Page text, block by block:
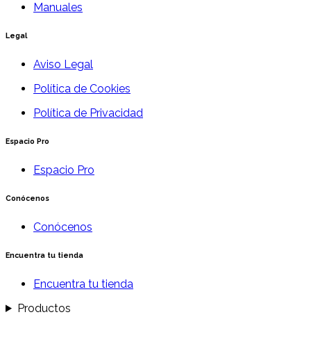
Manuales
Legal
Aviso Legal
Política de Cookies
Política de Privacidad
Espacio Pro
Espacio Pro
Conócenos
Conócenos
Encuentra tu tienda
Encuentra tu tienda
Productos